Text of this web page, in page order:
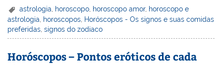
er
e
st
k
e
dI
n
c
e
b
o
itt
er
ai
l
h
o
o
M
t
ar
e
astrologia horoscopo horoscopo amor, horoscopo e
astrologia, horoscopos, Horóscopos - Os signos e suas comidas
preferidas,signos do zodiaco
Horóscopos – Pontos eróticos de cada